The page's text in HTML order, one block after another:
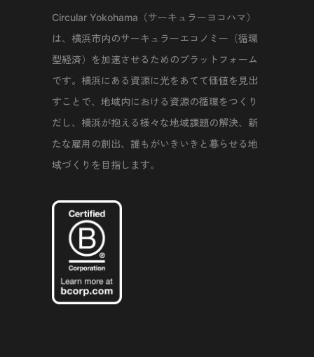
Circular Yokohama（サーキュラーヨコハマ）
は、横浜市内のサーキュラーエコノミー（循環
型経済）を加速させるためのプラットフォーム
です。横浜にある資源に光をあてて価値を見出
すことで、地域内における資源の循環をつくり
だし、横浜が抱える様々な地域課題の解決、新
たな雇用の創出、誰もがいきいきと暮らせる地
域づくりを目指します。